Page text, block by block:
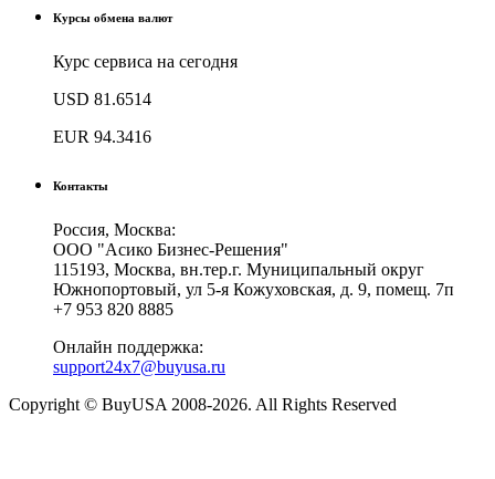
Курсы обмена валют
Курс сервиса на сегодня
USD 81.6514
EUR 94.3416
Контакты
Россия, Москва:
ООО "Асико Бизнес-Решения"
115193, Москва, вн.тер.г. Муниципальный округ
Южнопортовый, ул 5-я Кожуховская, д. 9, помещ. 7п
+7 953 820 8885
Онлайн поддержка:
support24x7@buyusa.ru
Copyright © BuyUSA 2008-2026. All Rights Reserved